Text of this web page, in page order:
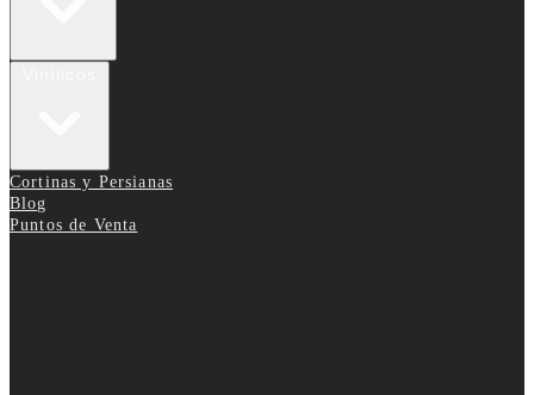
Cortinas y Persianas
Blog
Puntos de Venta